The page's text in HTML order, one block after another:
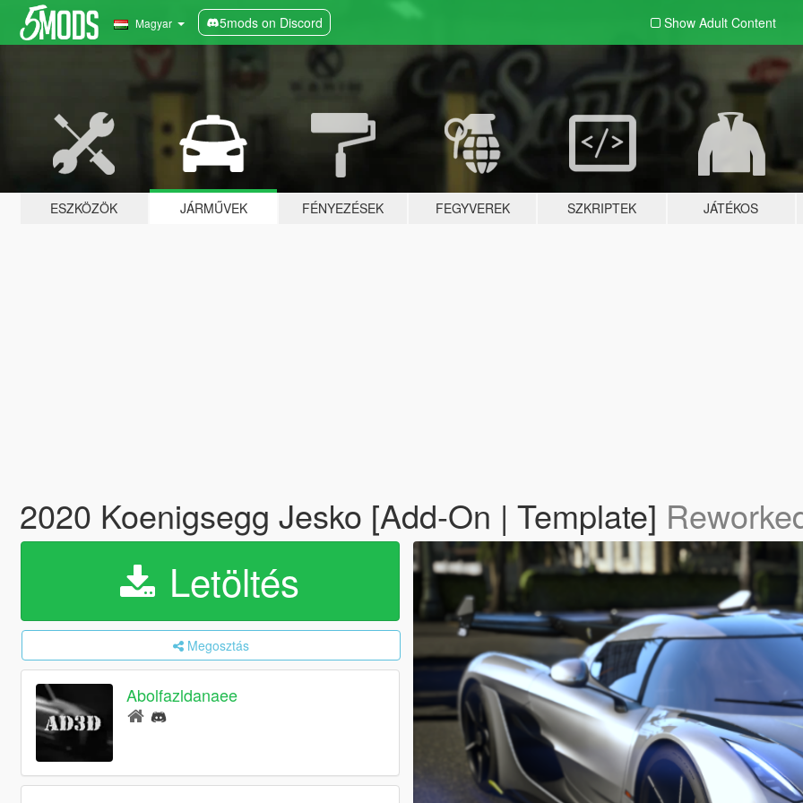
Magyar 5mods on Discord Show Adult Content
ESZKÖZÖK JÁRMŰVEK FÉNYEZÉSEK FEGYVEREK SZKRIPTEK JÁTÉKOS
2020 Koenigsegg Jesko [Add-On | Template]
Letöltés
Megosztás
Abolfazldanaee